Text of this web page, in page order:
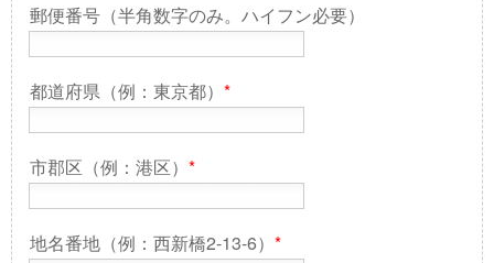
郵便番号（半角数字のみ。ハイフン必要）
都道府県（例：東京都） *
市郡区（例：港区） *
地名番地（例：西新橋2-13-6） *